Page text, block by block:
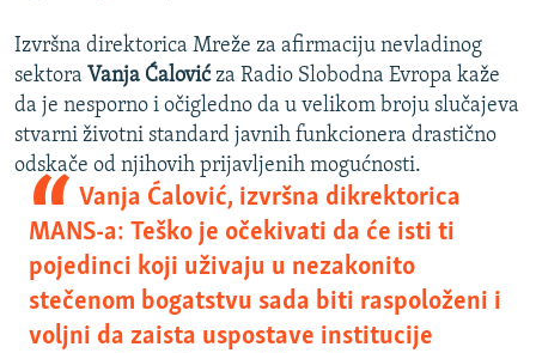
Izvršna direktorica Mreže za afirmaciju nevladinog
sektora Vanja Ćalović za Radio Slobodna Evropa kaže
da je nesporno i očigledno da u velikom broju slučajeva
stvarni životni standard javnih funkcionera drastično
odskače od njihovih prijavljenih mogućnosti.
Vanja Ćalović, izvršna dikrektorica
MANS-a: Teško je očekivati da će isti ti
pojedinci koji uživaju u nezakonito
stečenom bogatstvu sada biti raspoloženi i
voljni da zaista uspostave institucije